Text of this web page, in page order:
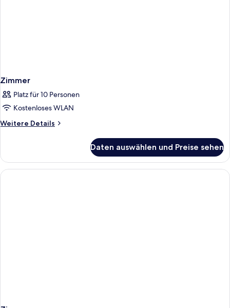
Zimmer
Platz für 10 Personen
Kostenloses WLAN
Weitere Details
Weitere
Daten auswählen und Preise sehen